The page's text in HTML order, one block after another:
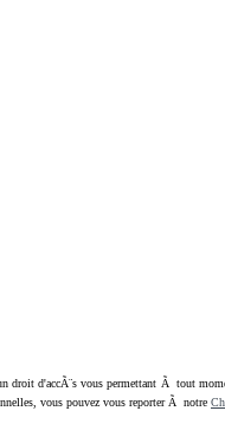
d'accÃ¨s vous permettant Ã tout
vous pouvez vous reporter Ã notre